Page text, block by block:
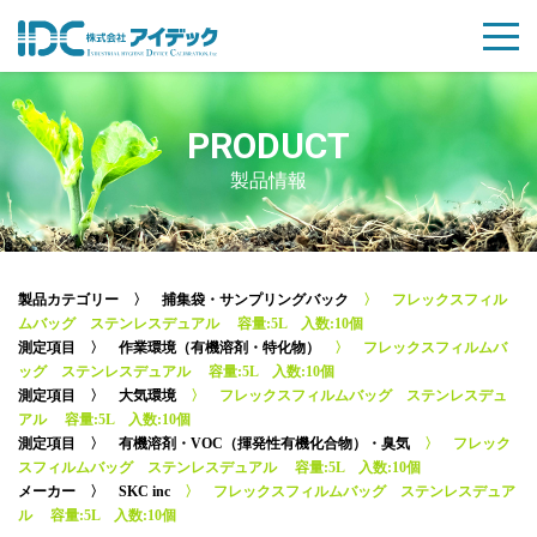
PRODUCT
製品情報
製品カテゴリー 〉 捕集袋・サンプリングバック
〉 フレックスフィル
ムバッグ ステンレスデュアル 容量:5L 入数:10個
測定項目
〉 作業環境（有機溶剤・特化物）
〉 フレックスフィルムバ
ッグ ステンレスデュアル 容量:5L 入数:10個
測定項目
〉 大気環境
〉 フレックスフィルムバッグ ステンレスデュ
アル 容量:5L 入数:10個
測定項目
〉 有機溶剤・VOC（揮発性有機化合物）・臭気
〉 フレック
スフィルムバッグ ステンレスデュアル 容量:5L 入数:10個
メーカー
〉 SKC inc
〉 フレックスフィルムバッグ ステンレスデュア
ル 容量:5L 入数:10個